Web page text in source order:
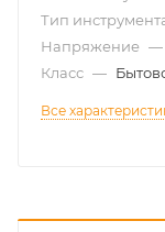
Тип
Напряжение —
Класс —
Все